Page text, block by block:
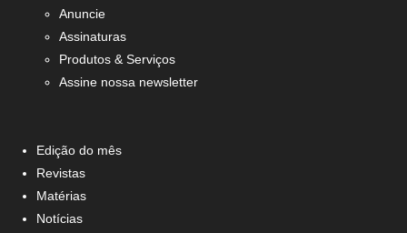
Anuncie
Assinaturas
Produtos & Serviços
Assine nossa newsletter
Edição do mês
Revistas
Matérias
Notícias